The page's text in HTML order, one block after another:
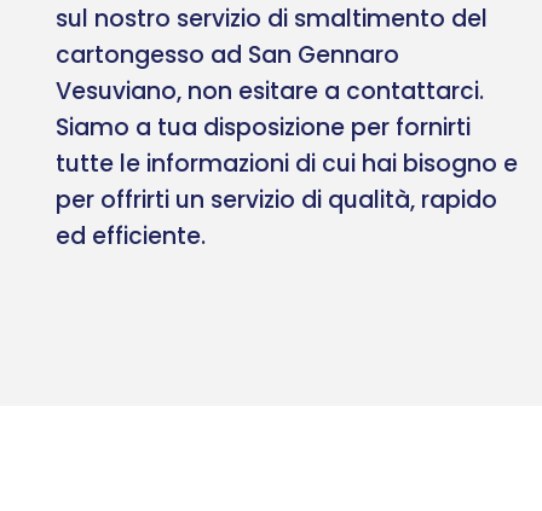
sul nostro servizio di smaltimento del
cartongesso ad San Gennaro
Vesuviano, non esitare a contattarci.
Siamo a tua disposizione per fornirti
tutte le informazioni di cui hai bisogno e
per offrirti un servizio di qualità, rapido
ed efficiente.